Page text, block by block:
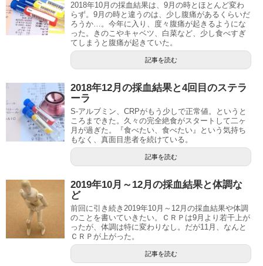
2018年10月の採血結果は、9月の時とほとんど変わ
らず。9月の時と違うのは、少し腹痛があるくらいだ
ろうか…。今年に入り、度々腹痛が起きるようにな
った。きのこやキャベツ、白菜など、少し食べすぎ
てしまうと腹痛が起きていた。
記事を読む
2018年12月の採血結果と4回目のステラ
ーラ
S‐アルブミン、CRPがもう少しで正常値。というと
ころまできた。久々の完全絶食がスタートして二ヶ
月が過ぎた。『食べたい、食べたい』という気持ち
もなく、真面目患者を続けている。
記事を読む
2019年10月～12月の採血結果と体調な
ど
前回に引き続き2019年10月～12月の採血結果や体調
のことを書いていきたい。ＣＲＰは9月より若干上が
ったが、体調は特に変わりなし。だが11月、なんと
ＣＲＰが上がった。
記事を読む